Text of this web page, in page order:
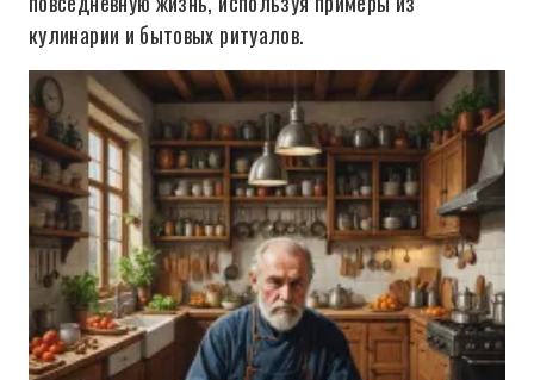
кулинарии и бытовых ритуалов.